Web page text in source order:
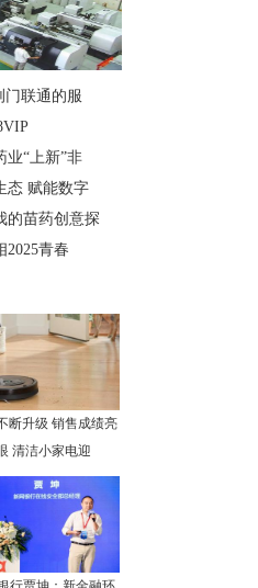
门联通的服
业“上新”非
态 赋能数字
的苗药创意探
2025青春
断升级 销售成绩亮
清洁小家电迎